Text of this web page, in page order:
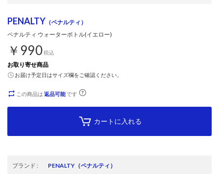
PENALTY （ペナルティ）
ペナルティ ウォーターボトル(イエロー)
￥990税込
お取り寄せ商品
お届け予定日はサイズ欄をご確認ください。
この商品は 返品可能です
カートに入れる
ブランド : PENALTY （ペナルティ）